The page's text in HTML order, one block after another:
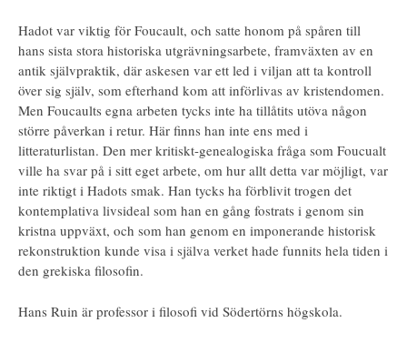
Hadot var viktig för Foucault, och satte honom på spåren till
hans sista stora historiska utgrävningsarbete, framväxten av en
antik självpraktik, där askesen var ett led i viljan att ta kontroll
över sig själv, som efterhand kom att införlivas av kristendomen.
Men Foucaults egna arbeten tycks inte ha tillåtits utöva någon
större påverkan i retur. Här finns han inte ens med i
litteraturlistan. Den mer kritiskt-genealogiska fråga som Foucualt
ville ha svar på i sitt eget arbete, om hur allt detta var möjligt, var
inte riktigt i Hadots smak. Han tycks ha förblivit trogen det
kontemplativa livsideal som han en gång fostrats i genom sin
kristna uppväxt, och som han genom en imponerande historisk
rekonstruktion kunde visa i själva verket hade funnits hela tiden i
den grekiska filosofin.
Hans Ruin är professor i filosofi vid Södertörns högskola.